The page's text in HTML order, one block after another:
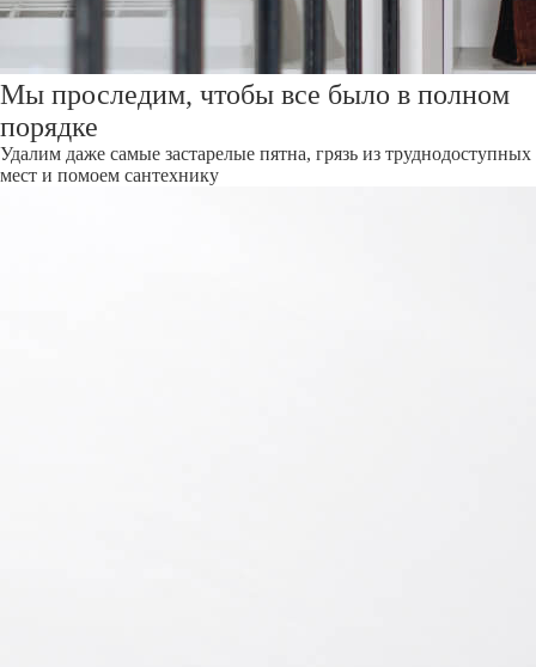
Мы проследим, чтобы все было в полном
порядке
Удалим даже самые застарелые пятна, грязь из труднодоступных
мест и помоем сантехнику